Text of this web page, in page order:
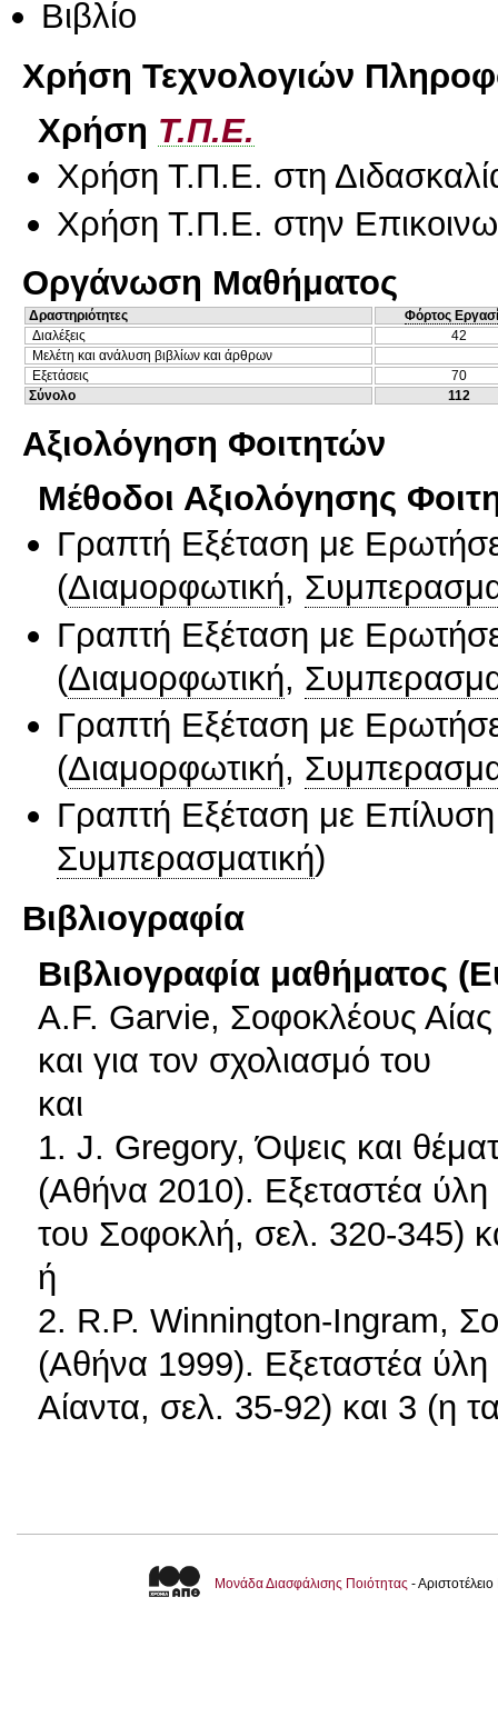
Βιβλίο
Χρήση Τεχνολογιών
Χρήση Τ.Π.Ε.
Χρήση Τ.Π.Ε. στη
Χρήση Τ.Π.Ε. στην
Οργάνωση Μαθήματος
Δραστηριότητες
Φόρτος
Διαλέξεις
42
Μελέτη και ανάλυση βιβλίων και άρθρων
Εξετάσεις
70
Σύνολο
112
Αξιολόγηση Φοιτητών
Μέθοδοι Αξιολόγησης
Γραπτή Εξέταση με
(Διαμορφωτική,
Γραπτή Εξέταση με
(Διαμορφωτική,
Γραπτή Εξέταση με
(Διαμορφωτική,
Γραπτή Εξέταση με
Συμπερασματική)
Βιβλιογραφία
Βιβλιογραφία μαθήματος
A.F. Garvie, Σοφοκλέους
και για τον σχολιασμό του
και
1. J. Gregory, Όψεις και
(Αθήνα 2010). Εξεταστέα
του Σοφοκλή, σελ. 320-345)
ή
2. R.P. Winnington-Ingram,
(Αθήνα 1999). Εξεταστέα
Αίαντα, σελ. 35-92) και 3 (η
Μονάδα Διασφάλισης Ποιότητας -